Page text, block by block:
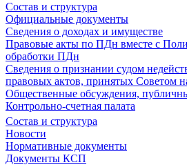
Состав и структура
Официальные документы
Сведения о доходах и имуществе
Правовые акты по ПДн вместе с
обработки ПДн
Сведения о признании судом
правовых актов, принятых Советом
Общественные обсуждения,
Контрольно-счетная палата
Состав и структура
Новости
Нормативные документы
Документы КСП